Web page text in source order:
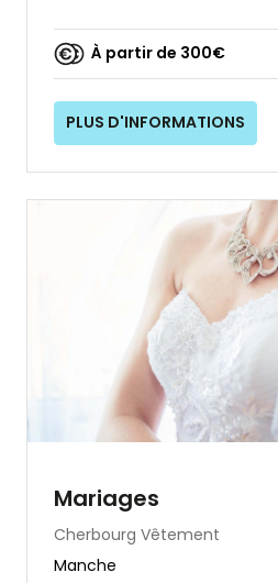
À partir de 300€
PLUS D'INFORMATIONS
Mariages
Cherbourg Vêtement
Manche